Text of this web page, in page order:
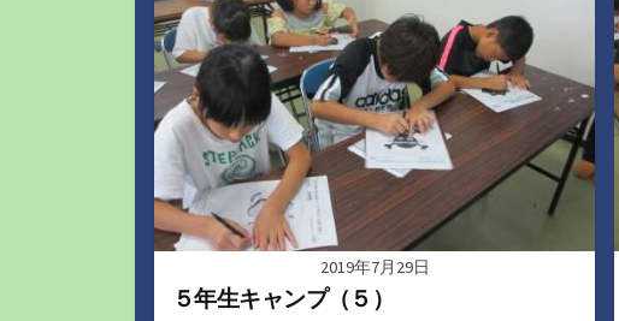
リ
ー
2019年7月29日
５年生キャンプ（５）